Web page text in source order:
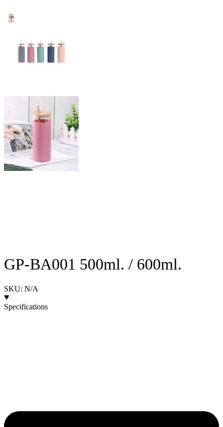
GP-BA001 500ml. / 600ml.
SKU: N/A
Specifications